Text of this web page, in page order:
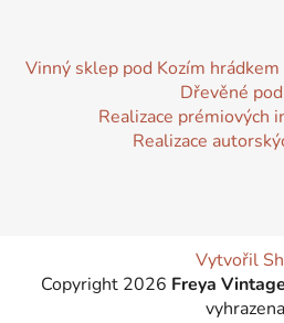
Vinný sklep pod Kozím hrádkem
Dřevěné
Realizace prémiových
Realizace
Vytvořil
Copyright 2026 Freya